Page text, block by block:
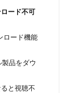
ード不可
ロード機能
品をダウ
と視聴不